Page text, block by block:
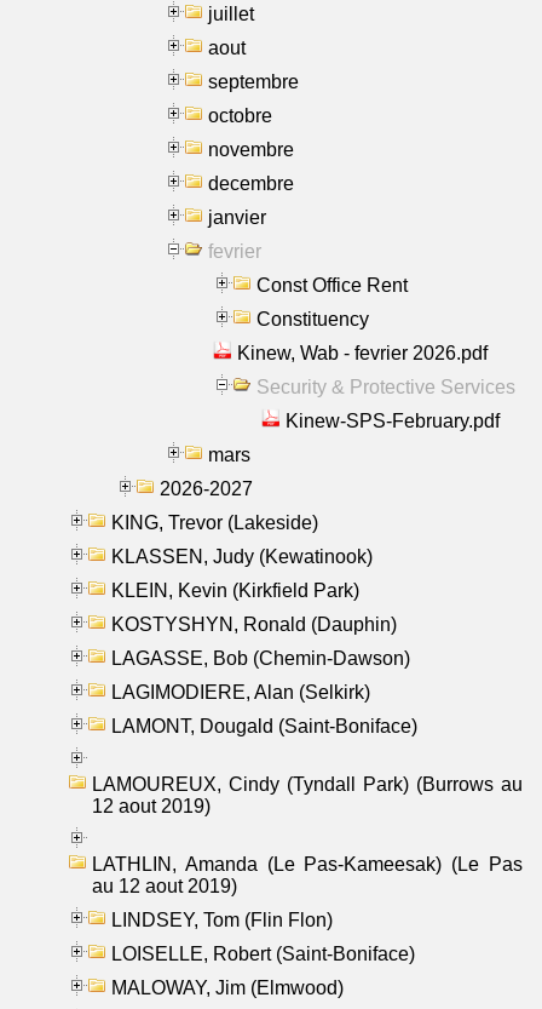
juillet
aout
septembre
octobre
novembre
decembre
janvier
fevrier
Const Office Rent
Constituency
Kinew, Wab - fevrier 2026.pdf
Security & Protective Services
Kinew-SPS-February.pdf
mars
2026-2027
KING, Trevor (Lakeside)
KLASSEN, Judy (Kewatinook)
KLEIN, Kevin (Kirkfield Park)
KOSTYSHYN, Ronald (Dauphin)
LAGASSE, Bob (Chemin-Dawson)
LAGIMODIERE, Alan (Selkirk)
LAMONT, Dougald (Saint-Boniface)
LAMOUREUX, Cindy (Tyndall Park) (Burrows au
12 aout 2019)
LATHLIN, Amanda (Le Pas-Kameesak) (Le Pas
au 12 aout 2019)
LINDSEY, Tom (Flin Flon)
LOISELLE, Robert (Saint-Boniface)
MALOWAY, Jim (Elmwood)